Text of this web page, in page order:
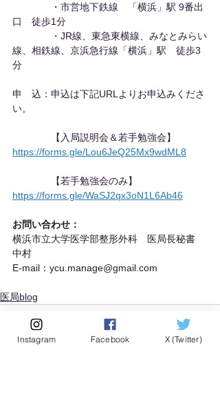
・市営地下鉄線　「横浜」駅 9番出
口　徒歩1分
・JR線、東急東横線、みなとみらい
線、相鉄線、京浜急行線「横浜」駅　徒歩3
分
申　込：申込は下記URLよりお申込みくださ
い。
【入局説明会＆若手勉強会】
https://forms.gle/Lou6JeQ25Mx9wdML8
【若手勉強会のみ】
https://forms.gle/WaSJ2qx3oN1L6Ab46
お問い合わせ：
横浜市立大学医学部整形外科　医局長秘書
中村
E-mail：ycu.manage@gmail.com
医局blog
Instagram Facebook X (Twitter)